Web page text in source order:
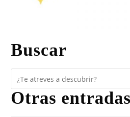
Buscar
Otras entradas